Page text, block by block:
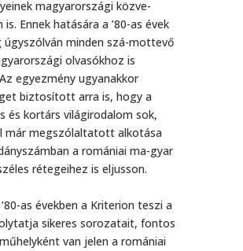
magyarországi közve-
Ennek hatására a ’80-as évek
úgyszólván minden szá-mottevő
olvasókhoz is
egyezmény ugyanakkor
biztosított arra is, hogy a
és kortárs világirodalom sok,
már megszólaltatott alkotása
a romániai ma-gyar
rétegeihez is eljusson.
’80-as években a Kriterion teszi a
sikeres sorozatait, fontos
van jelen a romániai